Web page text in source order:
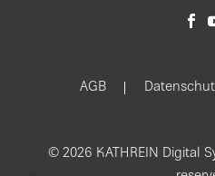
AGB
© 2026 KATHREIN Digital